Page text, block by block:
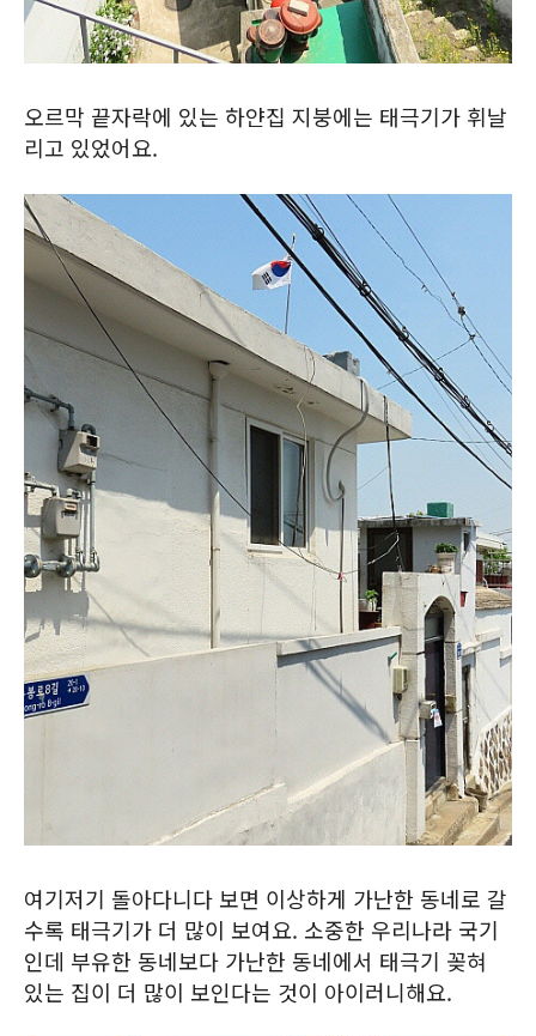
오르막 끝자락에 있는 하얀집 지붕에는 태극기가 휘날
리고 있었어요.
여기저기 돌아다니다 보면 이상하게 가난한 동네로 갈
수록 태극기가 더 많이 보여요. 소중한 우리나라 국기
인데 부유한 동네보다 가난한 동네에서 태극기 꽂혀
있는 집이 더 많이 보인다는 것이 아이러니해요.